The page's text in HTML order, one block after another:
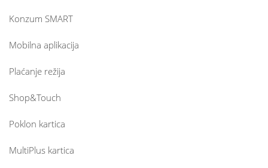
Konzum SMART
Mobilna aplikacija
Plaćanje režija
Shop&Touch
Poklon kartica
MultiPlus kartica